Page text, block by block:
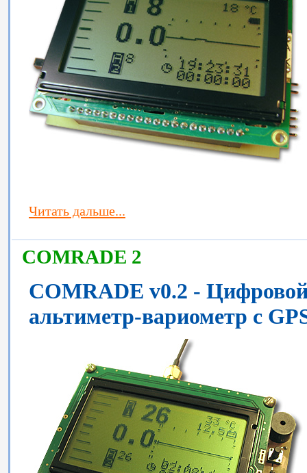
Читать дальше...
COMRADE 2
COMRADE v0.2 -
альтиметр-вариометр c